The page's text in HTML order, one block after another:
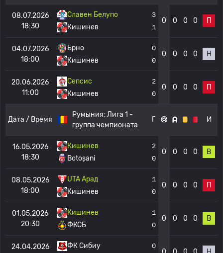
08.07.2026
18:30
Славен Белупо
Кишинев
3
1
0 0 0 0 П
04.07.2026
18:00
Брно
Кишинев
0
0
0 0 0 0 Н
20.06.2026
11:00
Сепсис
Кишинев
2
0
0 0 0 0 П
Дата / Время
Румыния: Лига 1 -
группа чемпионата
Г И
16.05.2026
18:30
Кишинев
Botoșani
2
0
0 0 0 0 В
08.05.2026
18:00
UTA Арад
Кишинев
1
0
0 0 0 0 П
01.05.2026
20:30
Кишинев
ФКСБ
1
0
0 0 0 0 В
24.04.2026
ФК Сибиу
0